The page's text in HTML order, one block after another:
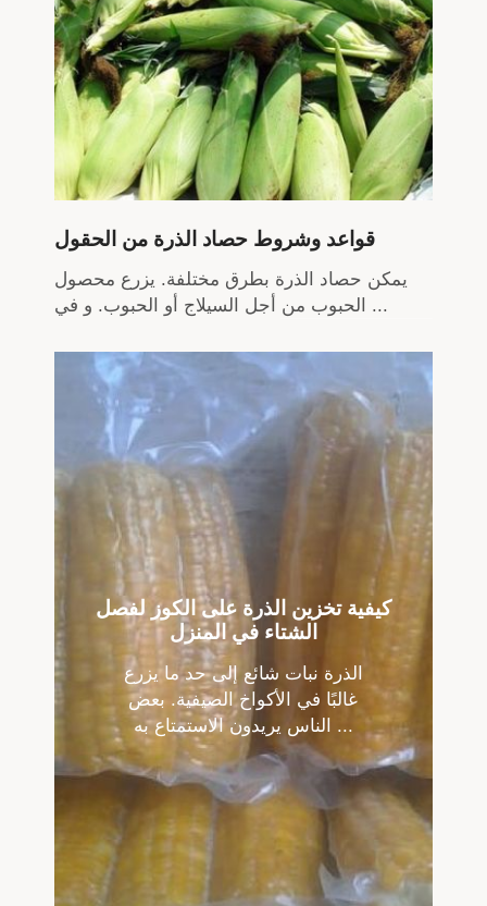
قواعد وشروط حصاد الذرة من الحقول
يمكن حصاد الذرة بطرق مختلفة. يزرع محصول
الحبوب من أجل السيلاج أو الحبوب. و في ...
كيفية تخزين الذرة على الكوز لفصل
الشتاء في المنزل
الذرة نبات شائع إلى حد ما يزرع
غالبًا في الأكواخ الصيفية. بعض
الناس يريدون الاستمتاع به ...